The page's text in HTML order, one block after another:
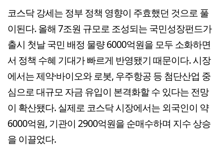
코스닥 강세는 정부 정책 영향이 주효했던 것으로 풀
이된다. 올해 7조원 규모로 조성되는 국민성장펀드가
출시 첫날 국민 배정 물량 6000억원을 모두 소화하면
서 정책 수혜 기대가 빠르게 반영됐기 때문이다. 시장
에서는 제약·바이오와 로봇, 우주항공 등 첨단산업 중
심으로 대규모 자금 유입이 본격화할 수 있다는 전망
이 확산됐다. 실제로 코스닥 시장에서는 외국인이 약
6000억원, 기관이 2900억원을 순매수하며 지수 상승
을 이끌었다.